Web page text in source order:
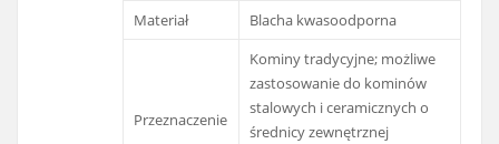
Materiał
Blacha kwasoodporna
Przeznaczenie
Kominy tradycyjne; możliwe
zastosowanie do kominów
stalowych i ceramicznych o
średnicy zewnętrznej